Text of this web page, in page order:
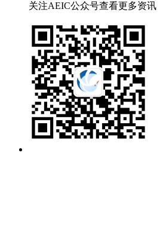
关注AEIC公众号查看更多资讯